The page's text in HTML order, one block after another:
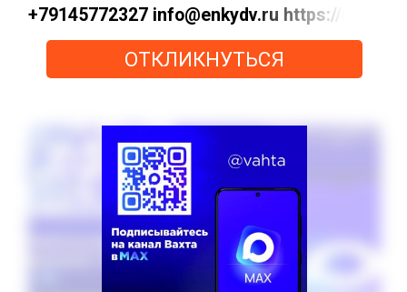
+79145772327 info@enkydv.ru https://
ОТКЛИКНУТЬСЯ